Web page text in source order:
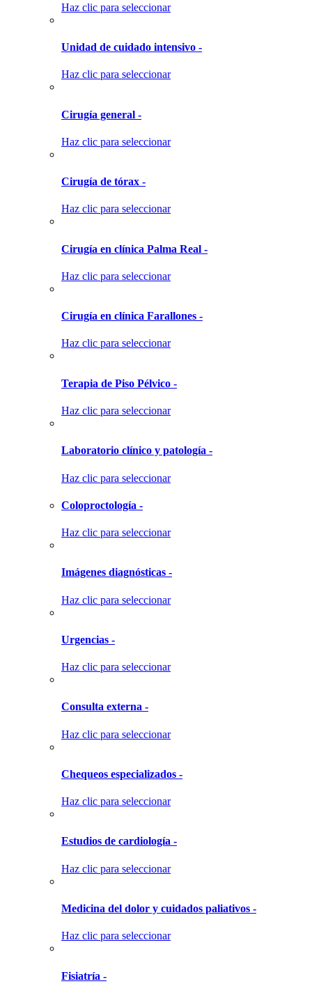
Haz clic para seleccionar
Unidad de cuidado intensivo -
Haz clic para seleccionar
Cirugía general -
Haz clic para seleccionar
Cirugía de tórax -
Haz clic para seleccionar
Cirugía en clínica Palma Real -
Haz clic para seleccionar
Cirugía en clínica Farallones -
Haz clic para seleccionar
Terapia de Piso Pélvico -
Haz clic para seleccionar
Laboratorio clínico y patología -
Haz clic para seleccionar
Coloproctología -
Haz clic para seleccionar
Imágenes diagnósticas -
Haz clic para seleccionar
Urgencias -
Haz clic para seleccionar
Consulta externa -
Haz clic para seleccionar
Chequeos especializados -
Haz clic para seleccionar
Estudios de cardiología -
Haz clic para seleccionar
Medicina del dolor y cuidados paliativos -
Haz clic para seleccionar
Fisiatría -